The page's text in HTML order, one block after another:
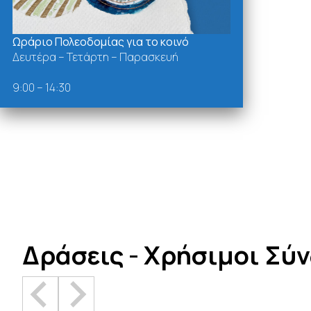
Δράσεις - Χρήσιμοι
Ωράριο Πολεοδομίας για το κοινό
Δευτέρα – Τετάρτη – Παρασκευή
9:00 – 14:30